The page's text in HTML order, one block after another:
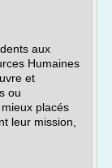
aux
Humaines
et
ou
placés
leur mission,